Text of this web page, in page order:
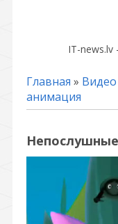
IT-
Главная » Видео
анимация